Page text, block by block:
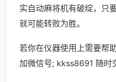
实自动麻将机有破绽，只
就可能转败为胜。
若你在仪器使用上需要帮
加微信号; kkss8691 随时